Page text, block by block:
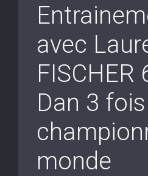
avec
FISCHER
Dan 3 fois
monde